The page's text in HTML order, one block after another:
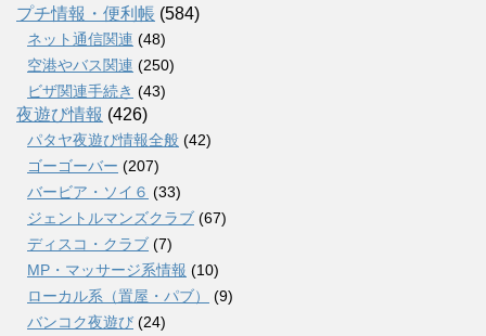
プチ情報・便利帳 (584)
ネット通信関連 (48)
空港やバス関連 (250)
ビザ関連手続き (43)
夜遊び情報 (426)
パタヤ夜遊び情報全般 (42)
ゴーゴーバー (207)
バービア・ソイ６ (33)
ジェントルマンズクラブ (67)
ディスコ・クラブ (7)
MP・マッサージ系情報 (10)
ローカル系（置屋・パブ）
(9)
バンコク夜遊び (24)